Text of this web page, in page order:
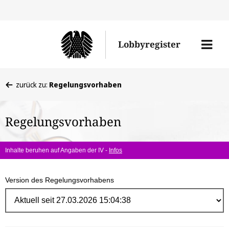
Lobbyregister
Menü
befinden
hier:
zurück zu: Regelungsvorhaben
Regelungsvorhaben
Inhalte beruhen auf Angaben der IV - Infos
Version des Regelungsvorhabens